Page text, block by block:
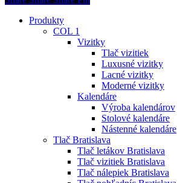
Close
Produkty
COL 1
Vizitky
Tlač vizitiek
Luxusné vizitky
Lacné vizitky
Moderné vizitky
Kalendáre
Výroba kalendárov
Stolové kalendáre
Nástenné kalendáre
Tlač Bratislava
Tlač letákov Bratislava
Tlač vizitiek Bratislava
Tlač nálepiek Bratislava